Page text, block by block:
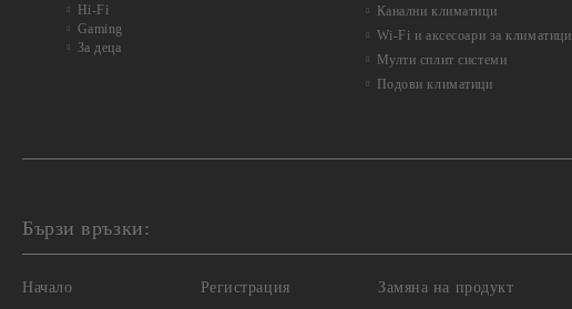
Hi-Fi
Gaming
За деца
Канални климатици
Wi-Fi и аксесоари за климатици
Мулти сплит системи
Подови климатици
Бързи връзки:
Начало Регистрация Замяна на продукт